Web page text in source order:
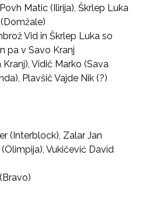
Matic (Ilirija), Škrlep Luka
Vid in Škrlep Luka so
pa v Savo Kranj
Vidič Marko (Sava
Plavšič Vajde Nik (?)
(Interblock), Zalar Jan
Vukičević David